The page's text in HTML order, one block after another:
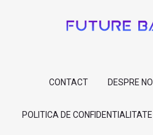
CONTACT DESPRE NOI
POLITICA DE CONFIDENTIALITATE